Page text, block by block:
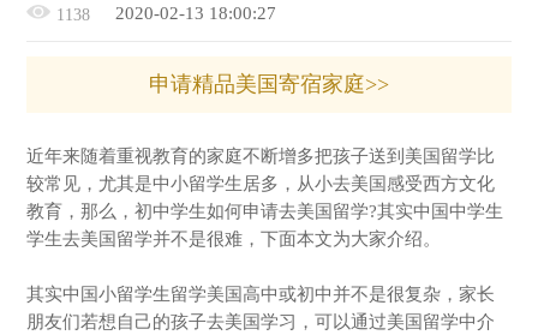
1138 2020-02-13 18:00:27
申请精品美国寄宿家庭>>
近年来随着重视教育的家庭不断增多把孩子送到美国留学比
较常见，尤其是中小留学生居多，从小去美国感受西方文化
教育，那么，初中学生如何申请去美国留学?其实中国中学生
学生去美国留学并不是很难，下面本文为大家介绍。
其实中国小留学生留学美国高中或初中并不是很复杂，家长
朋友们若想自己的孩子去美国学习，可以通过美国留学中介